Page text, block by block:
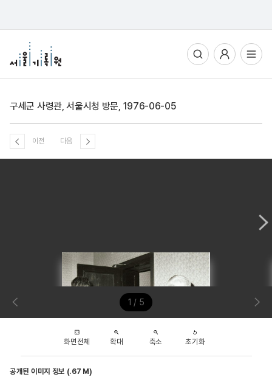
전체메뉴열기
구세군 사령관, 서울시청 방문, 1976-06-05
이전 다음
1 / 5
화면전체 확대 축소 초기화
공개된 이미지 정보 (.67 M)